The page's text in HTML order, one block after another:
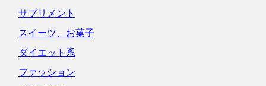
サプリメント
スイーツ、お菓子
ダイエット系
ファッション